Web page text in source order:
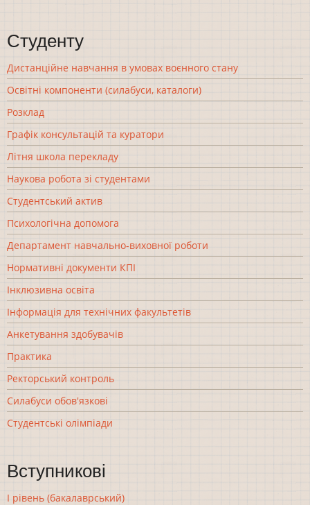
Студенту
Дистанційне навчання в умовах воєнного стану
Освітні компоненти (силабуси, каталоги)
Розклад
Графік консультацій та куратори
Літня школа перекладу
Наукова робота зі студентами
Студентський актив
Психологічна допомога
Департамент навчально-виховної роботи
Нормативні документи КПІ
Інклюзивна освіта
Інформація для технічних факультетів
Анкетування здобувачів
Практика
Ректорський контроль
Силабуси обов'язкові
Студентські олімпіади
Вступникові
І рівень (бакалаврський)